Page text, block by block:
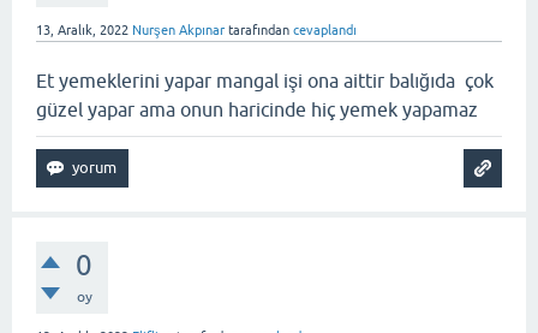
13, Aralık, 2022 Nurşen Akpınar tarafından cevaplandı
Et yemeklerini yapar mangal işi ona aittir balığıda çok
güzel yapar ama onun haricinde hiç yemek yapamaz
0
oy